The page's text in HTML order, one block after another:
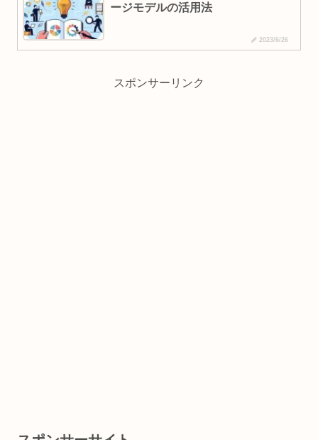
ージモデルの活用法
2023/6/26
スポンサーリンク